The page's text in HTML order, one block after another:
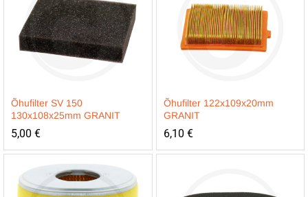
Õhufilter SV 150
130x108x25mm GRANIT
5,00 €
Õhufilter 122x109x20mm
GRANIT
6,10 €